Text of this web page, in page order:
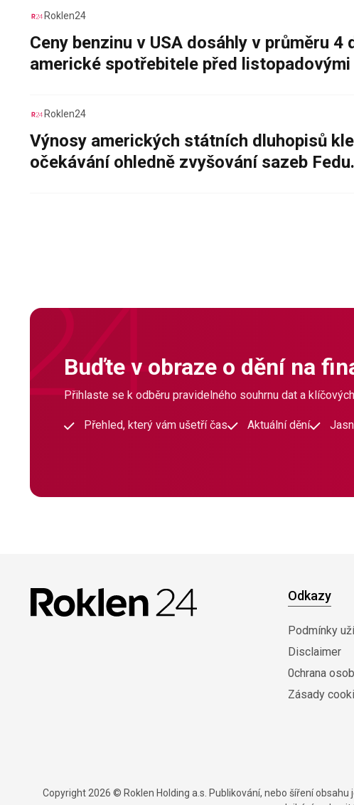
Roklen24
Ceny benzinu v USA dosáhly v průměru
americké spotřebitele před
Roklen24
Výnosy amerických státních dluhopisů
očekávání ohledně zvyšování sazeb Fedu.
Buďte v obraze o dění na
Přihlaste se k odběru pravidelného souhrnu dat a
Přehled, který vám ušetří čas Aktuální dění
Odkazy
Podmínky
Disclaimer
0chrana
Zásady
Copyright 2026 © Roklen Holding a.s. Publikování, nebo šíření